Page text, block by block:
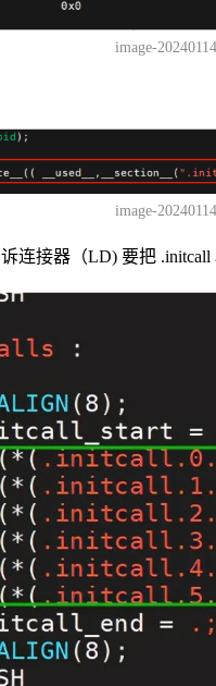
image-
image-
连接器（LD) 要把